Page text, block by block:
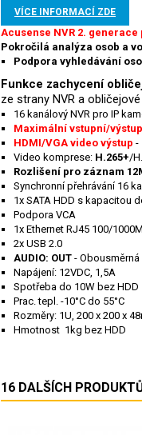
VÍCE INFORMACÍ ZDE
Acusense NVR 2.
Pokročilá analýza osob a
Podpora vyhledávání
Funkce zachycení
ze strany NVR a
16 kanálový NVR pro IP
Maximální vstupní/
HDMI/VGA video výstup -
Video komprese: H.265+/
Rozlišení pro záznam
Synchronní přehrávání 16
1x SATA HDD s kapacitou
Podpora VCA
1x Ethernet RJ45 100/
2x USB 2.0
AUDIO: OUT -
Napájení: 12VDC, 1,5A
Spotřeba do 10W bez HDD
Prac. tepl. -10°C do 55°C
Rozměry: 1U, 200 x 200 x
Hmotnost 1kg bez HDD
16 DALŠÍCH